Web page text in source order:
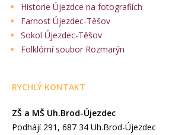
Historie Újezdce na fotografiích
Farnost Újezdec-Těšov
Sokol Újezdec-Těšov
Folklórní soubor Rozmarýn
RYCHLÝ KONTAKT
ZŠ a MŠ Uh.Brod-Újezdec
Podhájí 291, 687 34 Uh.Brod-Újezdec